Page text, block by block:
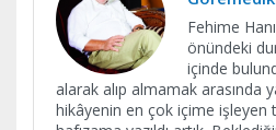
Fehime
önündeki
içinde
alarak alıp almamak arasında
hikâyenin en çok içime işleyen